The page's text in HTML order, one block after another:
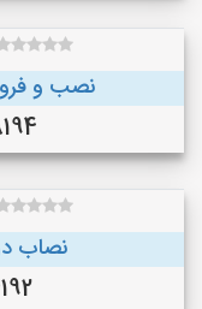
نصب و
نصاب